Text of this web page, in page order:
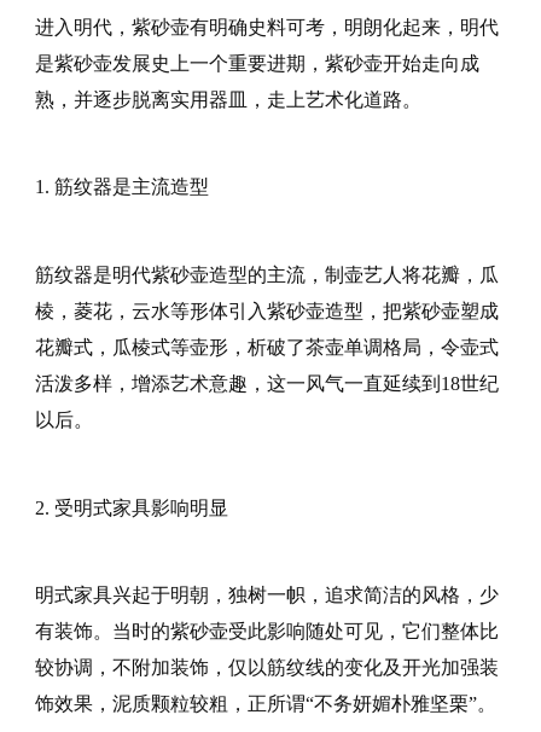
进入明代，紫砂壶有明确史料可考，明朗化起来，明代
是紫砂壶发展史上一个重要进期，紫砂壶开始走向成
熟，并逐步脱离实用器皿，走上艺术化道路。
1. 筋纹器是主流造型
筋纹器是明代紫砂壶造型的主流，制壶艺人将花瓣，瓜
棱，菱花，云水等形体引入紫砂壶造型，把紫砂壶塑成
花瓣式，瓜棱式等壶形，析破了茶壶单调格局，令壶式
活泼多样，增添艺术意趣，这一风气一直延续到18世纪
以后。
2. 受明式家具影响明显
明式家具兴起于明朝，独树一帜，追求简洁的风格，少
有装饰。当时的紫砂壶受此影响随处可见，它们整体比
较协调，不附加装饰，仅以筋纹线的变化及开光加强装
饰效果，泥质颗粒较粗，正所谓“不务妍媚朴雅坚栗”。